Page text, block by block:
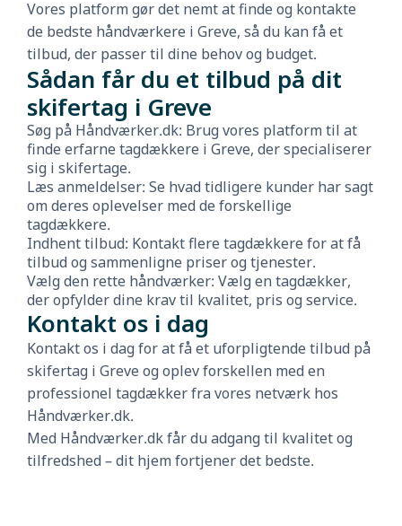
Vores platform gør det nemt at finde og kontakte
de bedste håndværkere i Greve, så du kan få et
tilbud, der passer til dine behov og budget.
Sådan får du et tilbud på dit
skifertag i Greve
Søg på Håndværker.dk: Brug vores platform til at
finde erfarne tagdækkere i Greve, der specialiserer
sig i skifertage.
Læs anmeldelser: Se hvad tidligere kunder har sagt
om deres oplevelser med de forskellige
tagdækkere.
Indhent tilbud: Kontakt flere tagdækkere for at få
tilbud og sammenligne priser og tjenester.
Vælg den rette håndværker: Vælg en tagdækker,
der opfylder dine krav til kvalitet, pris og service.
Kontakt os i dag
Kontakt os i dag for at få et uforpligtende tilbud på
skifertag i Greve og oplev forskellen med en
professionel tagdækker fra vores netværk hos
Håndværker.dk.
Med Håndværker.dk får du adgang til kvalitet og
tilfredshed – dit hjem fortjener det bedste.